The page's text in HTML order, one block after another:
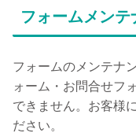
フォームメン
フォームのメンテナ
ォーム・お問合せフ
できません。お客様
ださい。